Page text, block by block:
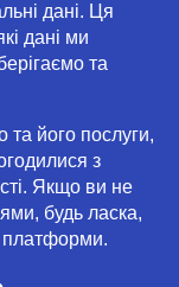
дані. Ця
дані ми
та
його послуги,
з
Якщо ви не
будь ласка,
платформи.